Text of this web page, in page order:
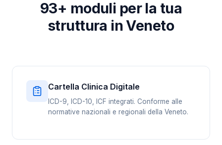
93+ moduli per la tua
struttura in Veneto
Cartella Clinica Digitale
ICD-9, ICD-10, ICF integrati. Conforme alle
normative nazionali e regionali della Veneto.